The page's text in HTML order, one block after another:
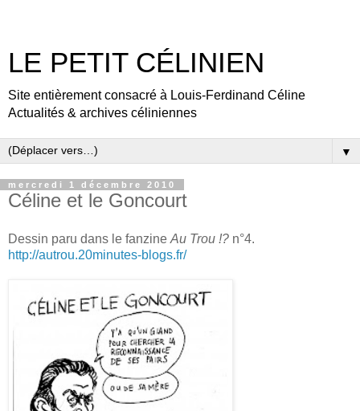
LE PETIT CÉLINIEN
Site entièrement consacré à Louis-Ferdinand Céline
Actualités & archives céliniennes
▼
mercredi 1 décembre 2010
Céline et le Goncourt
Dessin paru dans le fanzine Au Trou !? n°4.
http://autrou.20minutes-blogs.fr/